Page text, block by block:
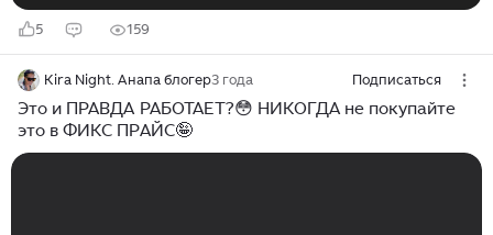
5 159
Kira Night. Анапа блогер3 года Подписаться
Это и ПРАВДА РАБОТАЕТ?😳 НИКОГДА не покупайте
это в ФИКС ПРАЙС🤪